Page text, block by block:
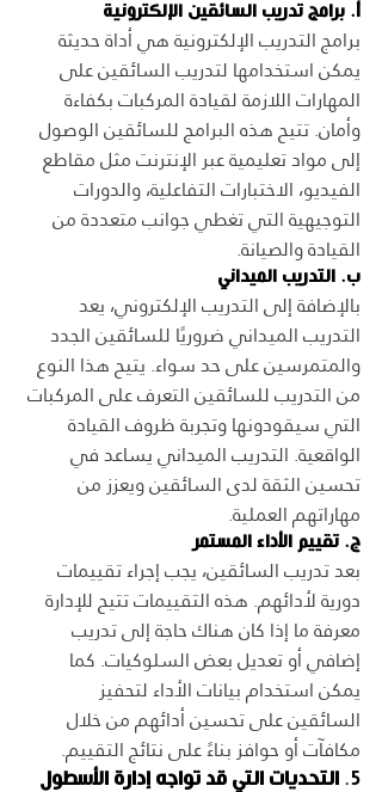
أ. برامج تدريب السائقين الإلكترونية
برامج التدريب الإلكترونية هي أداة حديثة
يمكن استخدامها لتدريب السائقين على
المهارات اللازمة لقيادة المركبات بكفاءة
وأمان. تتيح هذه البرامج للسائقين الوصول
إلى مواد تعليمية عبر الإنترنت مثل مقاطع
الفيديو، الاختبارات التفاعلية، والدورات
التوجيهية التي تغطي جوانب متعددة من
القيادة والصيانة.
ب. التدريب الميداني
بالإضافة إلى التدريب الإلكتروني، يعد
التدريب الميداني ضروريًا للسائقين الجدد
والمتمرسين على حد سواء. يتيح هذا النوع
من التدريب للسائقين التعرف على المركبات
التي سيقودونها وتجربة ظروف القيادة
الواقعية. التدريب الميداني يساعد في
تحسين الثقة لدى السائقين ويعزز من
مهاراتهم العملية.
ج. تقييم الأداء المستمر
بعد تدريب السائقين، يجب إجراء تقييمات
دورية لأدائهم. هذه التقييمات تتيح للإدارة
معرفة ما إذا كان هناك حاجة إلى تدريب
إضافي أو تعديل بعض السلوكيات. كما
يمكن استخدام بيانات الأداء لتحفيز
السائقين على تحسين أدائهم من خلال
مكافآت أو حوافز بناءً على نتائج التقييم.
5. التحديات التي قد تواجه إدارة الأسطول